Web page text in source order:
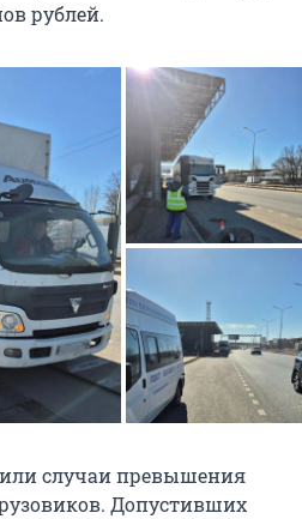
рублей.
случаи превышения
Допустивших